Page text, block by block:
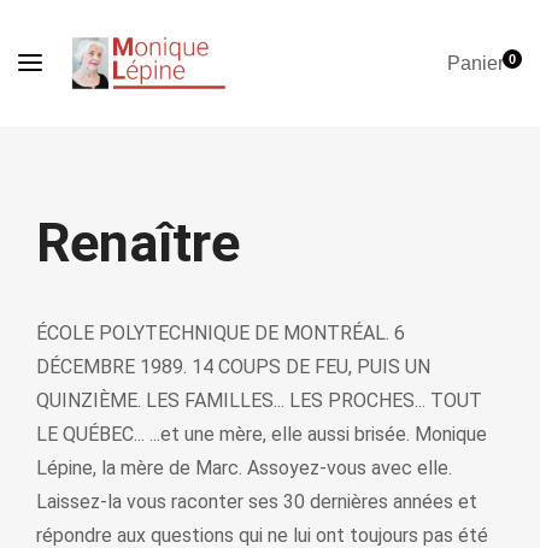
Panier0
Renaître
ÉCOLE POLYTECHNIQUE DE MONTRÉAL. 6
DÉCEMBRE 1989. 14 COUPS DE FEU, PUIS UN
QUINZIÈME. LES FAMILLES... LES PROCHES... TOUT
LE QUÉBEC... ...et une mère, elle aussi brisée. Monique
Lépine, la mère de Marc. Assoyez-vous avec elle.
Laissez-la vous raconter ses 30 dernières années et
répondre aux questions qui ne lui ont toujours pas été